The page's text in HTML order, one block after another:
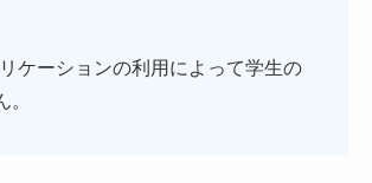
ケーションの利用によって学生の